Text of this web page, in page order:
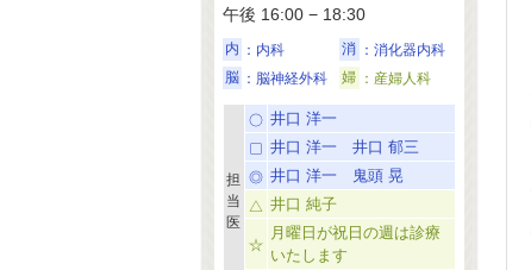
午後 16:00 − 18:30
内 ：内科 消 ：消化器内科
脳 ：脳神経外科 婦 ：産婦人科
担
当
医
井口 洋一
井口 洋一 井口 郁三
井口 洋一 鬼頭 晃
井口 純子
月曜日が祝日の週は診療
いたします